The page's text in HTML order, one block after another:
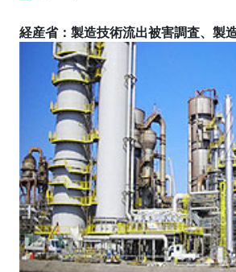
経産省：製造技術流出被害調査、製